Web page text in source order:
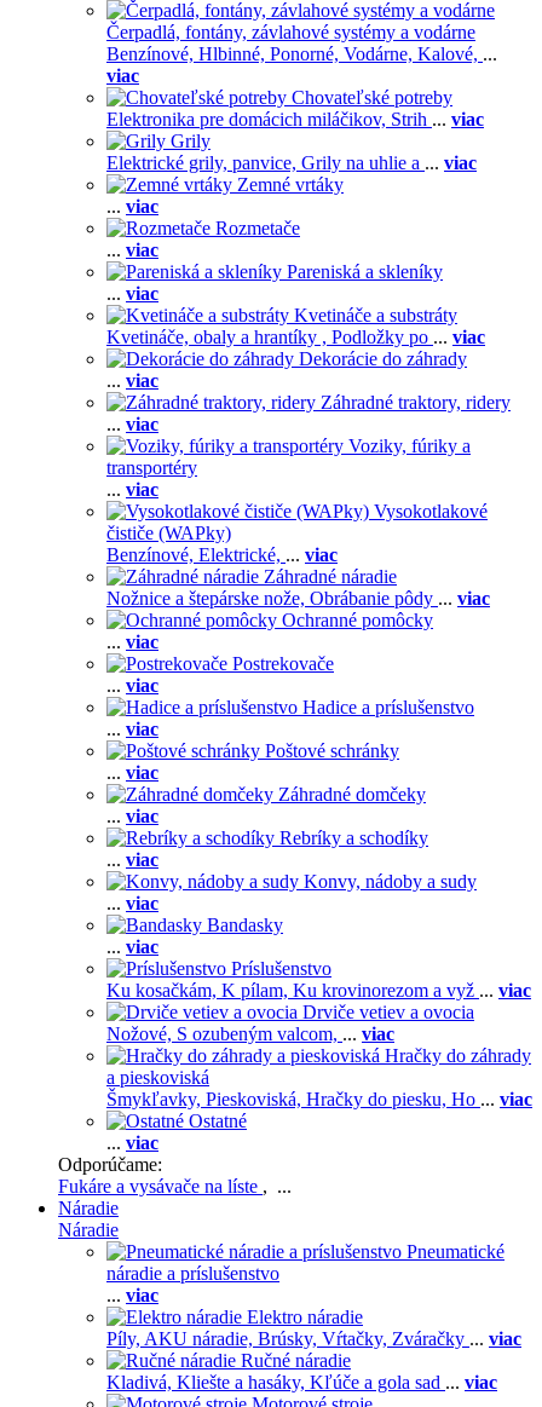
Čerpadlá, fontány, závlahové systémy a vodárne
Benzínové, Hlbinné, Ponorné, Vodárne, Kalové, ...
viac
Chovateľské potreby
Elektronika pre domácich miláčikov, Strih ... viac
Grily
Elektrické grily, panvice, Grily na uhlie a ... viac
Zemné vrtáky
... viac
Rozmetače
... viac
Pareniská a skleníky
... viac
Kvetináče a substráty
Kvetináče, obaly a hrantíky , Podložky po ... viac
Dekorácie do záhrady
... viac
Záhradné traktory, ridery
... viac
Voziky, fúriky a
transportéry
... viac
Vysokotlakové
čističe (WAPky)
Benzínové, Elektrické, ... viac
Záhradné náradie
Nožnice a štepárske nože, Obrábanie pôdy ... viac
Ochranné pomôcky
... viac
Postrekovače
... viac
Hadice a príslušenstvo
... viac
Poštové schránky
... viac
Záhradné domčeky
... viac
Rebríky a schodíky
... viac
Konvy, nádoby a sudy
... viac
Bandasky
... viac
Príslušenstvo
Ku kosačkám, K pílam, Ku krovinorezom a vyž ... viac
Drviče vetiev a ovocia
Nožové, S ozubeným valcom, ... viac
Hračky do záhrady
a pieskoviská
Šmykľavky, Pieskoviská, Hračky do piesku, Ho ... viac
Ostatné
... viac
Odporúčame:
Fukáre a vysávače na líste , ...
Náradie
Náradie
Pneumatické
náradie a príslušenstvo
... viac
Elektro náradie
Píly, AKU náradie, Brúsky, Vŕtačky, Zváračky ... viac
Ručné náradie
Kladivá, Kliešte a hasáky, Kľúče a gola sad ... viac